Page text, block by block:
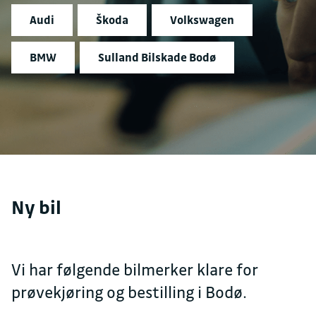
Audi Škoda Volkswagen
BMW Sulland Bilskade Bodø
Ny bil
Vi har følgende bilmerker klare for
prøvekjøring og bestilling i Bodø.